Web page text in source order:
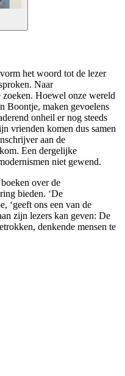
het woord tot de lezer
Naar
Hoewel onze wereld
Boontje, maken gevoelens
onheil er nog steeds
vrienden komen dus samen
aan de
Een dergelijke
niet gewend.
over de
bieden. ‘De
‘geeft ons een van de
zijn lezers kan geven: De
denkende mensen te